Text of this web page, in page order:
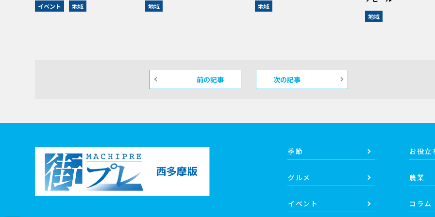
イベント 地域 地域 地域
地域
前の記事 次の記事
季節
グルメ
イベント
お役立
農業
コラム